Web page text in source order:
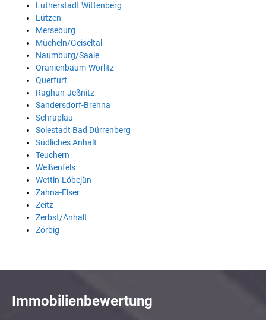
Lutherstadt Wittenberg
Lützen
Merseburg
Mücheln/Geiseltal
Naumburg/Saale
Oranienbaum-Wörlitz
Querfurt
Raghun-Jeßnitz
Sandersdorf-Brehna
Schraplau
Solestadt Bad Dürrenberg
Südliches Anhalt
Teuchern
Weißenfels
Wettin-Löbejün
Zahna-Elser
Zeitz
Zerbst/Anhalt
Zörbig
Immobilienbewertung